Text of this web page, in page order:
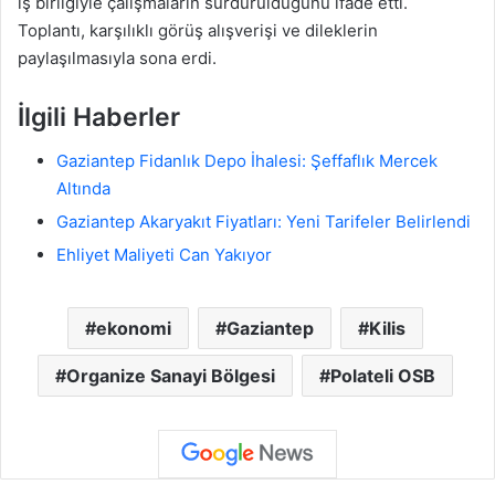
Toplantı, karşılıklı görüş alışverişi ve dileklerin
paylaşılmasıyla sona erdi.
İlgili Haberler
Gaziantep Fidanlık Depo İhalesi: Şeffaflık Mercek
Altında
Gaziantep Akaryakıt Fiyatları: Yeni Tarifeler Belirlendi
Ehliyet Maliyeti Can Yakıyor
ekonomi Gaziantep Kilis
Organize Sanayi Bölgesi Polateli OSB